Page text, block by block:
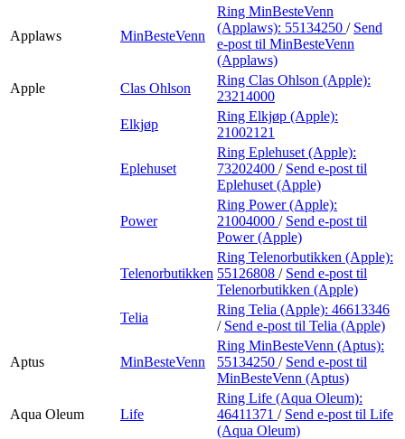
Applaws MinBesteVenn
Ring MinBesteVenn
(Applaws): 55134250 / Send
e-post til MinBesteVenn
(Applaws)
Apple
Clas Ohlson
Ring Clas Ohlson (Apple):
23214000
Elkjøp
Ring Elkjøp (Apple):
21002121
Eplehuset
Ring Eplehuset (Apple):
73202400 / Send e-post til
Eplehuset (Apple)
Power
Ring Power (Apple):
21004000 / Send e-post til
Power (Apple)
Telenorbutikken
Ring Telenorbutikken (Apple):
55126808 / Send e-post til
Telenorbutikken (Apple)
Telia
Ring Telia (Apple): 46613346
/ Send e-post til Telia (Apple)
Aptus MinBesteVenn
Ring MinBesteVenn (Aptus):
55134250 / Send e-post til
MinBesteVenn (Aptus)
Aqua Oleum Life
Ring Life (Aqua Oleum):
46411371 / Send e-post til Life
(Aqua Oleum)